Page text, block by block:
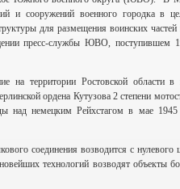
и сооружений военного городка в
для размещения воинских частей
пресс-службы ЮВО, поступившем
на территории Ростовской области в
ордена Кутузова 2 степени
над немецким Рейхстагом в мае 1945
соединения возводится с нулевого
технологий возводят объекты